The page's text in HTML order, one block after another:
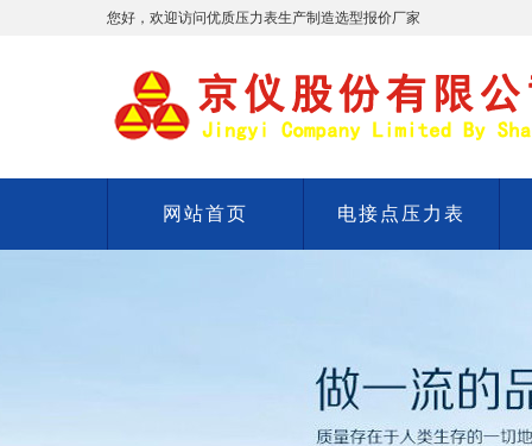
您好，欢迎访问优质压力表生产制造选型报价厂家
网站首页 电接点压力表